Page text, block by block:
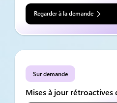
Regarder à la demande
Sur demande
Mises à jour rétroactives